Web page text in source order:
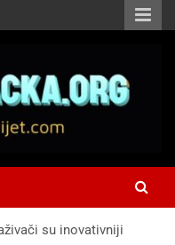
su inovativniji